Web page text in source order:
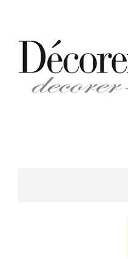
content